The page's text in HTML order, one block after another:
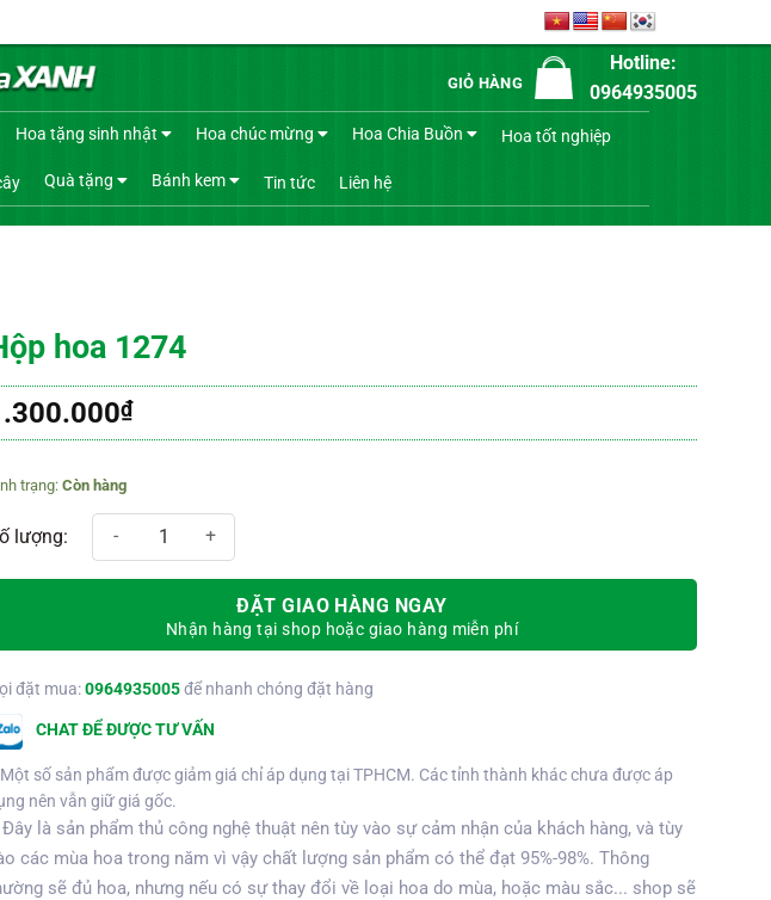
GIỎ HÀNG
Hotline:
0964935005
Hoa tặng sinh nhật Hoa chúc mừng Hoa Chia Buồn Hoa tốt nghiệp
Quà tặng Bánh kem Tin tức Liên hệ
hoa 1274
₫
Còn hàng
hoa 1274 số lượng
ĐẶT GIAO HÀNG NGAY
Nhận hàng tại shop hoặc giao hàng miễn phí
đặt mua:0964935005để nhanh chóng đặt hàng
CHAT ĐỂ ĐƯỢC TƯ VẤN
số sản phẩm được giảm giá chỉ áp dụng tại TPHCM. Các tỉnh thành khác chưa được áp
nên vẫn giữ giá gốc.
là sản phẩm thủ công nghệ thuật nên tùy vào sự cảm nhận của khách hàng, và tùy
các mùa hoa trong năm vì vậy chất lượng sản phẩm có thể đạt 95%-98%. Thông
sẽ đủ hoa, nhưng nếu có sự thay đổi về loại hoa do mùa, hoặc màu sắc... shop sẽ